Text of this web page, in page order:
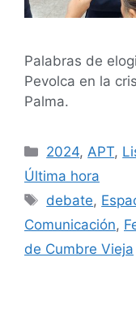
Palabras de
Pevolca en la
Palma.
2024,APT,
Última hora
debate,
Comunicación,
de Cumbre Vieja